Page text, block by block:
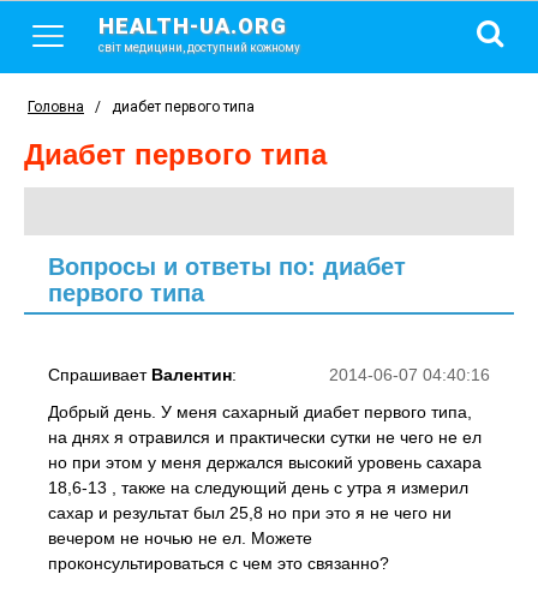
HEALTH-UA.ORG
світ медицини, доступний кожному
Головна / диабет первого типа
диабет первого типа
Вопросы и ответы по: диабет
первого типа
2014-06-07 04:40:16
Спрашивает Валентин:
Добрый день. У меня сахарный диабет первого типа,
на днях я отравился и практически сутки не чего не ел
но при этом у меня держался высокий уровень сахара
18,6-13 , также на следующий день с утра я измерил
сахар и результат был 25,8 но при это я не чего ни
вечером не ночью не ел. Можете
проконсультироваться с чем это связанно?